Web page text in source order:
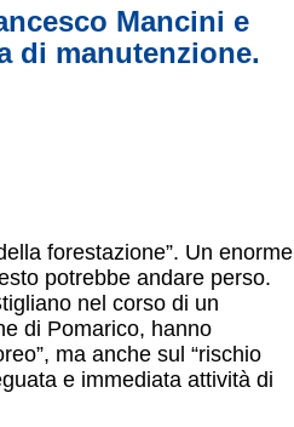
Mancini e
di manutenzione.
forestazione”. Un enorme
potrebbe andare perso.
nel corso di un
di Pomarico, hanno
ma anche sul “rischio
e immediata attività di